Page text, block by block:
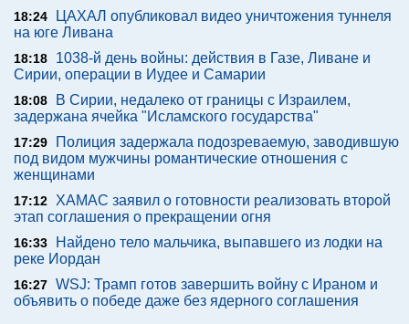
18:24
ЦАХАЛ опубликовал видео уничтожения туннеля
на юге Ливана
18:18
1038-й день войны: действия в Газе, Ливане и
Сирии, операции в Иудее и Самарии
18:08
В Сирии, недалеко от границы с Израилем,
задержана ячейка "Исламского государства"
17:29
Полиция задержала подозреваемую, заводившую
под видом мужчины романтические отношения с
женщинами
17:12 ХАМАС заявил о готовности реализовать второй
этап соглашения о прекращении огня
16:33
Найдено тело мальчика, выпавшего из лодки на
реке Иордан
16:27 WSJ: Трамп готов завершить войну с Ираном и
объявить о победе даже без ядерного соглашения